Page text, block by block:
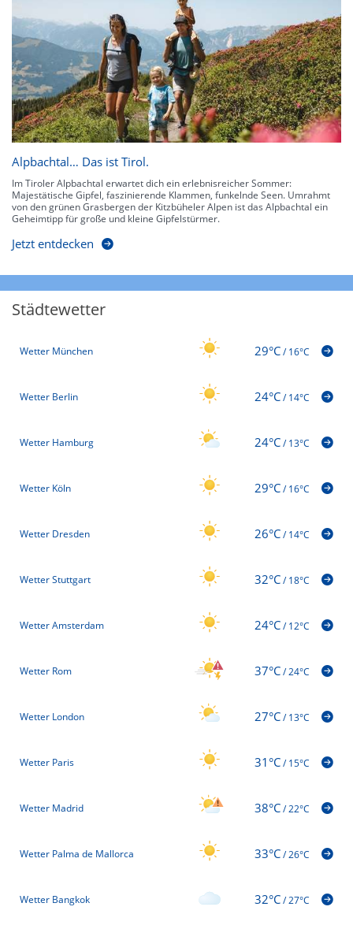
Alpbachtal… Das ist Tirol.
Im Tiroler Alpbachtal erwartet dich ein erlebnisreicher Sommer:
Majestätische Gipfel, faszinierende Klammen, funkelnde Seen. Umrahmt
von den grünen Grasbergen der Kitzbüheler Alpen ist das Alpbachtal ein
Geheimtipp für große und kleine Gipfelstürmer.
Jetzt entdecken
Städtewetter
Wetter München 29°C/16°C
Wetter Berlin 24°C/14°C
Wetter Hamburg 24°C/13°C
Wetter Köln 29°C/16°C
Wetter Dresden 26°C/14°C
Wetter Stuttgart 32°C/18°C
Wetter Amsterdam 24°C/12°C
Wetter Rom 37°C/24°C
Wetter London 27°C/13°C
Wetter Paris 31°C/15°C
Wetter Madrid 38°C/22°C
Wetter Palma de Mallorca 33°C/26°C
Wetter Bangkok 32°C/27°C